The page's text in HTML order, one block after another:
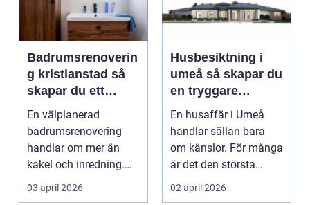
Badrumsrenoverin
g kristianstad så
skapar du ett
funktionellt och
hållbart badrum
En välplanerad
badrumsrenovering
handlar om mer än
kakel och inredning.
För många hushåll
runt Krist...
03 april 2026
Husbesiktning i
umeå så skapar du
en tryggare
bostadsaffär
En husaffär i Umeå
handlar sällan bara
om känslor. För många
är det den största
ekonomiska affären i...
02 april 2026